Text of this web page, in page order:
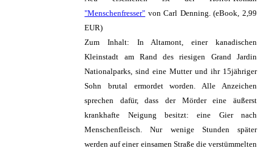
"Menschenfresser" von Carl Denning. (eBook, 2,99
EUR)
Zum Inhalt: In Altamont, einer kanadischen
Kleinstadt am Rand des riesigen Grand Jardin
Nationalparks, sind eine Mutter und ihr 15jähriger
Sohn brutal ermordet worden. Alle Anzeichen
sprechen dafür, dass der Mörder eine äußerst
krankhafte Neigung besitzt: eine Gier nach
Menschenfleisch. Nur wenige Stunden später
werden auf einer einsamen Straße die verstümmelten